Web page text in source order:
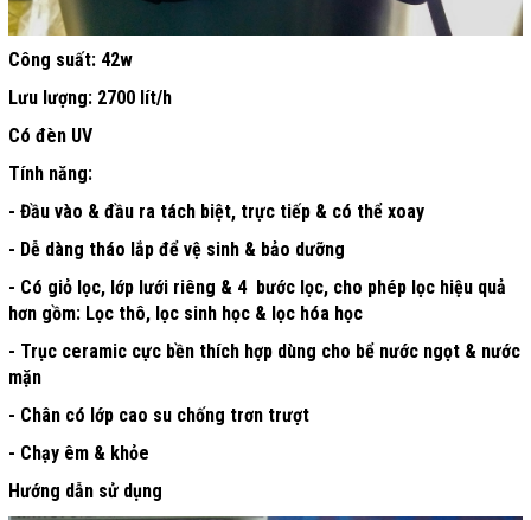
Công suất: 42w
Lưu lượng: 2700 lít/h
Có đèn UV
Tính năng:
- Đầu vào & đầu ra tách biệt, trực tiếp & có thể xoay
- Dễ dàng tháo lắp để vệ sinh & bảo dưỡng
- Có giỏ lọc, lớp lưới riêng & 4 bước lọc, cho phép lọc hiệu quả
hơn gồm: Lọc thô, lọc sinh học & lọc hóa học
- Trục ceramic cực bền thích hợp dùng cho bể nước ngọt & nước
mặn
- Chân có lớp cao su chống trơn trượt
- Chạy êm & khỏe
Hướng dẫn sử dụng